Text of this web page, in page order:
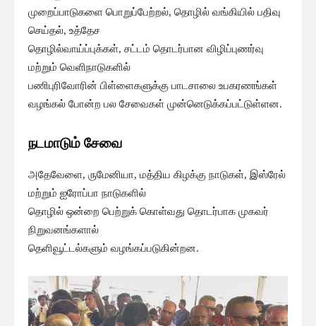
முறைப்பாடுகளை பொறுப்பேற்றல், தொழில் வங்கியில் பதிவு
செய்தல், உத்தேச
தொழில்வாய்ப்புக்கள், சட்டம் தொடர்பான விழிப்புணர்வு
மற்றும் வெளிநாடுகளில்
பணிபுரிவோரின் பிள்ளைகளுக்கு பாடசாலை உபகரணங்கள்
வழங்கல் போன்ற பல சேவைகள் முன்னெடுக்கப்பட்டுள்ளன.
நடமாடும் சேவை
அதேவேளை, ருமேனியா, மத்திய கிழக்கு நாடுகள், இஸ்ரேல்
மற்றும் ஐரோப்பா நாடுகளில்
தொழில் ஒன்றை பெற்றுக் கொள்வது தொடர்பாக முகவர்
நிறுவனங்களால்
தெளிவூட்டல்களும் வழங்கப்படுகின்றன.